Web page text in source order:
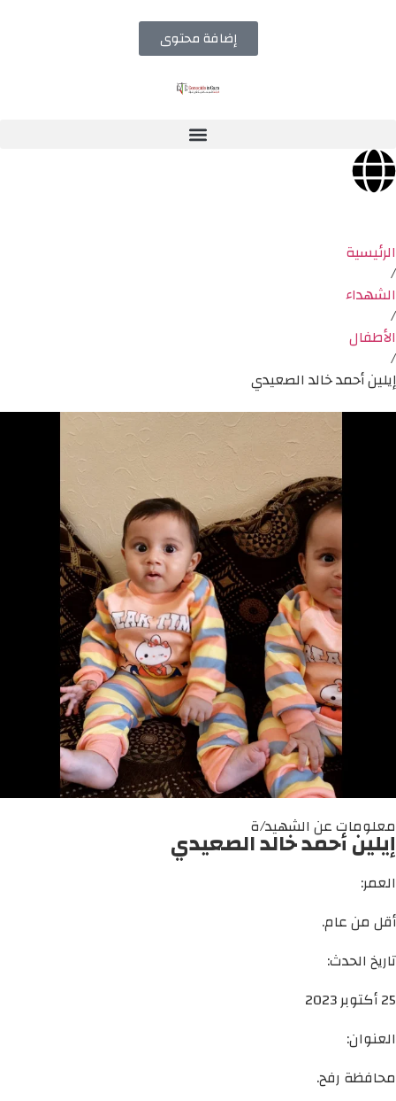
إضافة محتوى
الرئيسية
/
الشهداء
/
الأطفال
/
إيلين أحمد خالد الصعيدي
معلومات عن الشهيد/ة
إيلين أحمد خالد الصعيدي
العمر:
أقل من عام.
تاريخ الحدث:
25 أكتوبر 2023
العنوان:
محافظة رفح.